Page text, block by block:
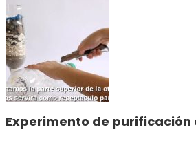
Experimento de purificación